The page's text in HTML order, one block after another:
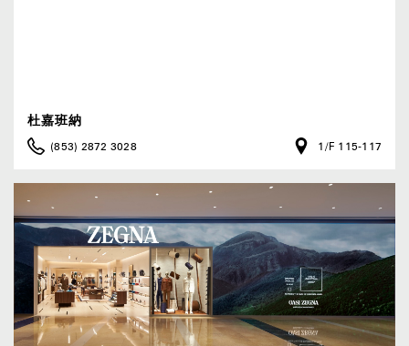
杜嘉班納
(853) 2872 3028 1/F 115-117